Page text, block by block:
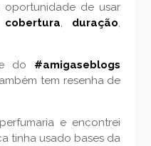
de usar
cobertura, duração,
do #amigaseblogs
tem resenha de
e encontrei
tinha usado bases da